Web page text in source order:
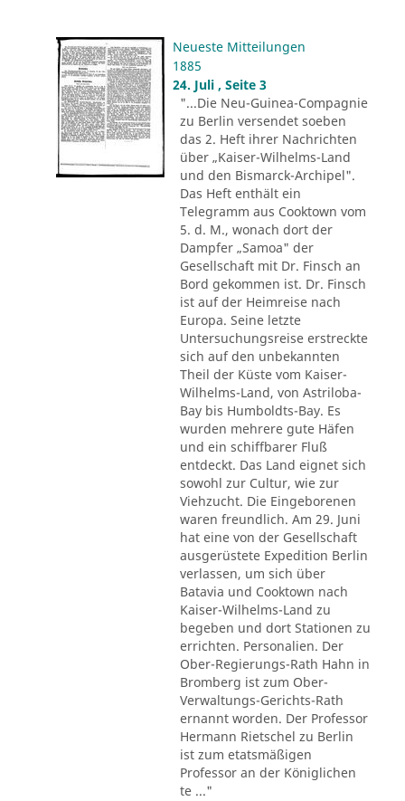
Neueste Mitteilungen
1885
24. Juli , Seite 3
"...Die Neu-Guinea-Compagnie
zu Berlin versendet soeben
das 2. Heft ihrer Nachrichten
über „Kaiser-Wilhelms-Land
und den Bismarck-Archipel".
Das Heft enthält ein
Telegramm aus Cooktown vom
5. d. M., wonach dort der
Dampfer „Samoa" der
Gesellschaft mit Dr. Finsch an
Bord gekommen ist. Dr. Finsch
ist auf der Heimreise nach
Europa. Seine letzte
Untersuchungsreise erstreckte
sich auf den unbekannten
Theil der Küste vom Kaiser-
Wilhelms-Land, von Astriloba-
Bay bis Humboldts-Bay. Es
wurden mehrere gute Häfen
und ein schiffbarer Fluß
entdeckt. Das Land eignet sich
sowohl zur Cultur, wie zur
Viehzucht. Die Eingeborenen
waren freundlich. Am 29. Juni
hat eine von der Gesellschaft
ausgerüstete Expedition Berlin
verlassen, um sich über
Batavia und Cooktown nach
Kaiser-Wilhelms-Land zu
begeben und dort Stationen zu
errichten. Personalien. Der
Ober-Regierungs-Rath Hahn in
Bromberg ist zum Ober-
Verwaltungs-Gerichts-Rath
ernannt worden. Der Professor
Hermann Rietschel zu Berlin
ist zum etatsmäßigen
Professor an der Königlichen
te ..."